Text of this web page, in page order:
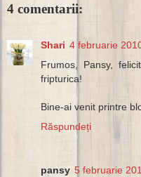
4 comentarii:
Shari 4 februarie
Frumos, Pansy,
fripturica!
Bine-ai venit printre
Răspundeți
pansy 5 februarie